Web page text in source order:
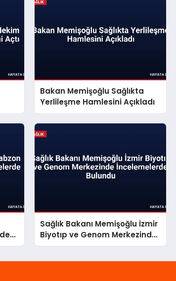
Bakan Memişoğlu Sağlıkta
Yerlileşme Hamlesini Açıkladı
Sağlık Bakanı Memişoğlu İzmir
Biyotıp ve Genom Merkezinde
İncelemelerde Bulundu